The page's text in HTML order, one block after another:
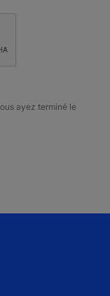
ayez terminé le